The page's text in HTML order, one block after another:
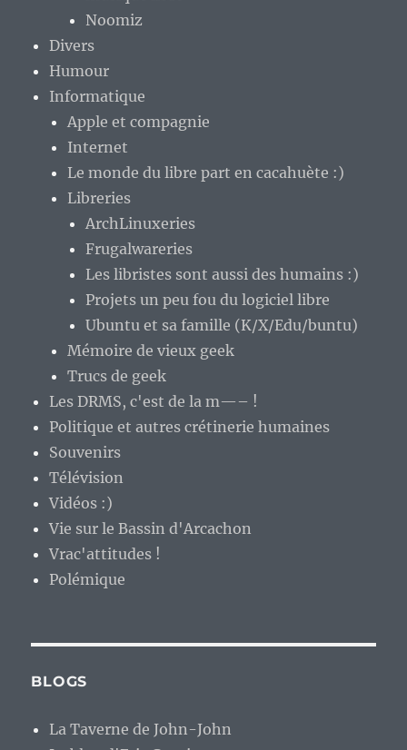
Noomiz
Divers
Humour
Informatique
Apple et compagnie
Internet
Le monde du libre part en cacahuète :)
Libreries
ArchLinuxeries
Frugalwareries
Les libristes sont aussi des humains :)
Projets un peu fou du logiciel libre
Ubuntu et sa famille (K/X/Edu/buntu)
Mémoire de vieux geek
Trucs de geek
Les DRMS, c'est de la m—– !
Politique et autres crétinerie humaines
Souvenirs
Télévision
Vidéos :)
Vie sur le Bassin d'Arcachon
Vrac'attitudes !
Polémique
BLOGS
La Taverne de John-John